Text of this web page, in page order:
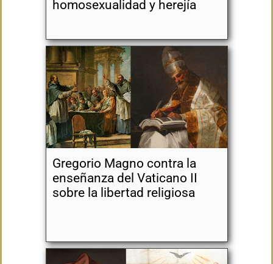
homosexualidad y herejía
Gregorio Magno contra la
enseñanza del Vaticano II
sobre la libertad religiosa